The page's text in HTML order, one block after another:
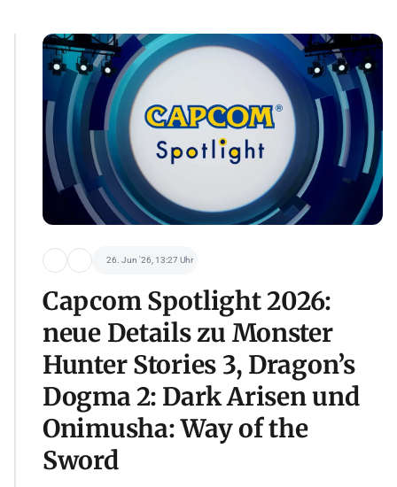
26. Jun '26, 13:27 Uhr
Capcom Spotlight 2026:
neue Details zu Monster
Hunter Stories 3, Dragon’s
Dogma 2: Dark Arisen und
Onimusha: Way of the
Sword